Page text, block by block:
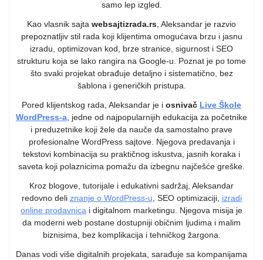
samo lep izgled.
Kao vlasnik sajta websajtizrada.rs, Aleksandar je razvio
prepoznatljiv stil rada koji klijentima omogućava brzu i jasnu
izradu, optimizovan kod, brze stranice, sigurnost i SEO
strukturu koja se lako rangira na Google-u. Poznat je po tome
što svaki projekat obrađuje detaljno i sistematično, bez
šablona i generičkih pristupa.
Pored klijentskog rada, Aleksandar je i osnivač Live Škole
WordPress-a, jedne od najpopularnijih edukacija za početnike
i preduzetnike koji žele da nauče da samostalno prave
profesionalne WordPress sajtove. Njegova predavanja i
tekstovi kombinacija su praktičnog iskustva, jasnih koraka i
saveta koji polaznicima pomažu da izbegnu najčešće greške.
Kroz blogove, tutorijale i edukativni sadržaj, Aleksandar
redovno deli znanje o WordPress-u, SEO optimizaciji, izradi
online prodavnica i digitalnom marketingu. Njegova misija je
da moderni web postane dostupniji običnim ljudima i malim
biznisima, bez komplikacija i tehničkog žargona.
Danas vodi više digitalnih projekata, sarađuje sa kompanijama